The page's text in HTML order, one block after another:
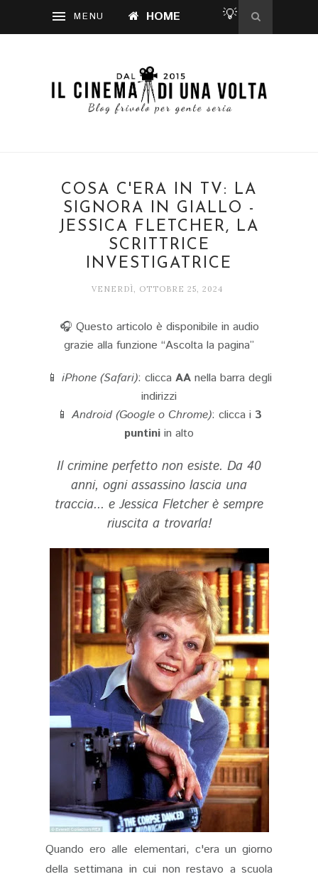
HOME 💡
COSA C'ERA IN TV: LA
SIGNORA IN GIALLO -
JESSICA FLETCHER, LA
SCRITTRICE
INVESTIGATRICE
VENERDÌ, OTTOBRE 25, 2024
🎧 Questo articolo è disponibile in audio
grazie alla funzione “Ascolta la pagina”
📱 iPhone (Safari): clicca AAnella barra degli
indirizzi
📱 Android (Google o Chrome): clicca i 3
puntini in alto
Il crimine perfetto non esiste. Da 40
anni, ogni assassino lascia una
traccia... e Jessica Fletcher è sempre
riuscita a trovarla!
Quando ero alle elementari, c'era un giorno
della settimana in cui non restavo a scuola